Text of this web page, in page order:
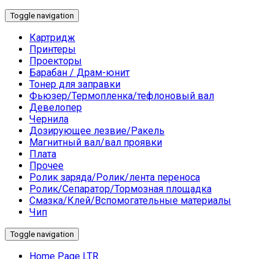
Toggle navigation
Картридж
Принтеры
Проекторы
Барабан / Драм-юнит
Тонер для заправки
Фьюзер/Термопленка/тефлоновый вал
Девелопер
Чернила
Дозирующее лезвие/Ракель
Магнитный вал/вал проявки
Плата
Прочее
Ролик заряда/Ролик/лента переноса
Ролик/Сепаратор/Тормозная площадка
Смазка/Клей/Вспомогательные материалы
Чип
Toggle navigation
Home Page LTR